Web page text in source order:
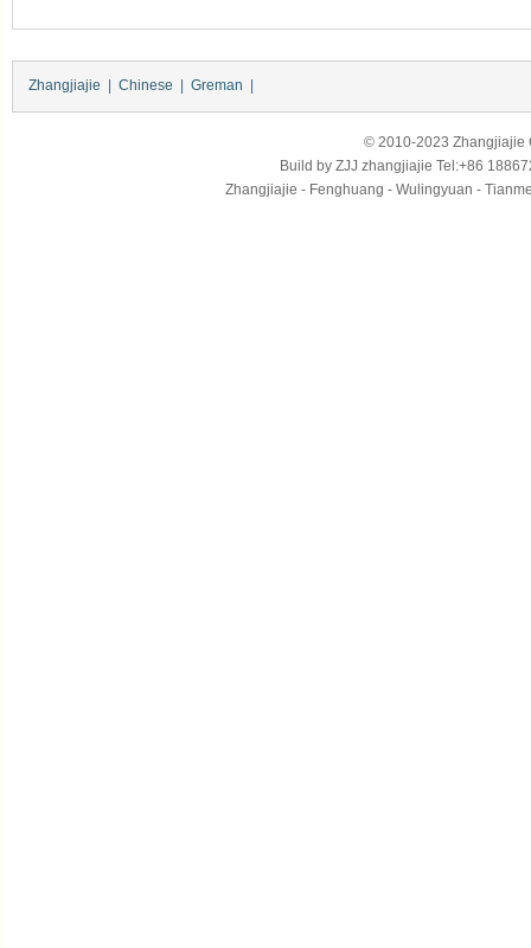
Zhangjiajie Chinese Greman
© 2010-2023 Zhangjiajie
Build by ZJJ zhangjiajie Tel:+86
Zhangjiajie - Fenghuang - Wulingyuan -